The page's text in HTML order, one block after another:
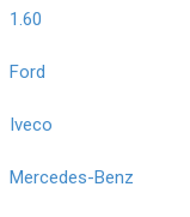
1.60
Ford
Iveco
Mercedes-Benz